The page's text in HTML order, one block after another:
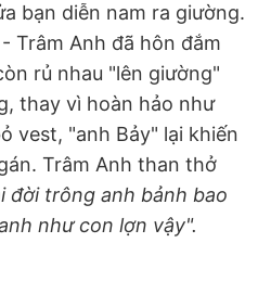
bạn diễn nam ra giường.
Trâm Anh đã hôn đắm
rủ nhau "lên giường"
thay vì hoàn hảo như
vest, "anh Bảy" lại khiến
Trâm Anh than thở
đời trông anh bảnh bao
như con lợn vậy".